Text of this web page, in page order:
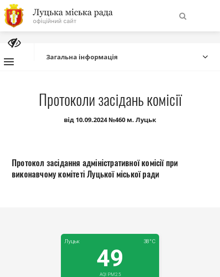
На
головну
сайту
Про місто
Міська влада
Бюджет
Документи
Загальна інформація
Протоколи засідань комісії
від 10.09.2024 №460 м. Луцьк
Протокол засідання адміністративної комісії при
виконавчому комітеті Луцької міської ради